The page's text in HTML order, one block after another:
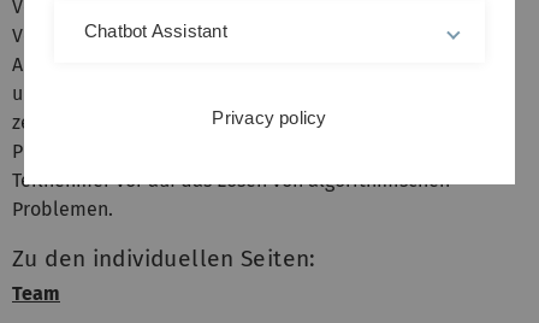
Vorlesung
Vertiefungsveranstaltungen "Einführung in die
Algebraische Geometrie", "Algebraische Zahlentheorie"
und "Analytische Zahlentheorie" führen in die drei
zentralen Bereiche des Schwerpunkts ein. Das
Programmierpraktikum "Computeralgebra" bereitet die
Teilnehmer vor auf das Lösen von algorithmischen
Problemen.
Zu den individuellen Seiten:
Team
Chatbot Assistant
Privacy policy